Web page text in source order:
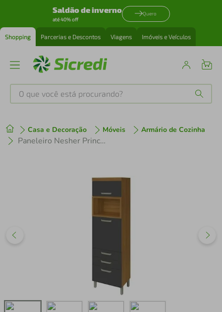
Saldão de inverno
até 40% off
Quero
Shopping Parcerias e Descontos Viagens Imóveis e Veículos
O que você está procurando?
Casa e Decoração Móveis Armário de Cozinha
Paneleiro Nesher Princesa 2 Portas, 3 Gavetas e Prateleiras 64cm
1º tenis